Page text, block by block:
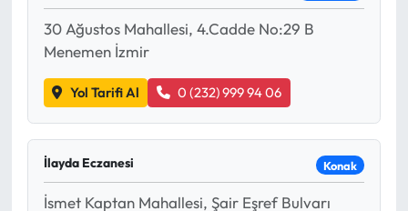
30 Ağustos Mahallesi, 4.Cadde No:29 B
Menemen İzmir
Yol Tarifi Al 0 (232) 999 94 06
İlayda Eczanesi Konak
İsmet Kaptan Mahallesi, Şair Eşref Bulvarı